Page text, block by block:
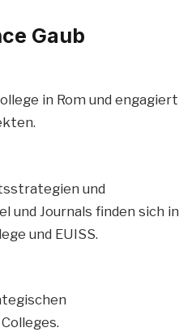
Gaub
in Rom und engagiert
und
und Journals finden sich in
und EUISS.